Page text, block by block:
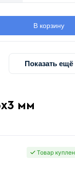
В корзину
Показать ещё
мм
Товар